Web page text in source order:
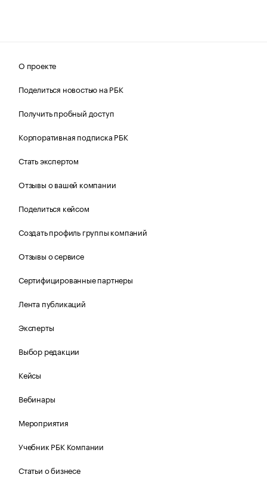
О проекте
Поделиться новостью на РБК
Получить пробный доступ
Корпоративная подписка РБК
Стать экспертом
Отзывы о вашей компании
Поделиться кейсом
Создать профиль группы компаний
Отзывы о сервисе
Сертифицированные партнеры
Лента публикаций
Эксперты
Выбор редакции
Кейсы
Вебинары
Мероприятия
Учебник РБК Компании
Статьи о бизнесе